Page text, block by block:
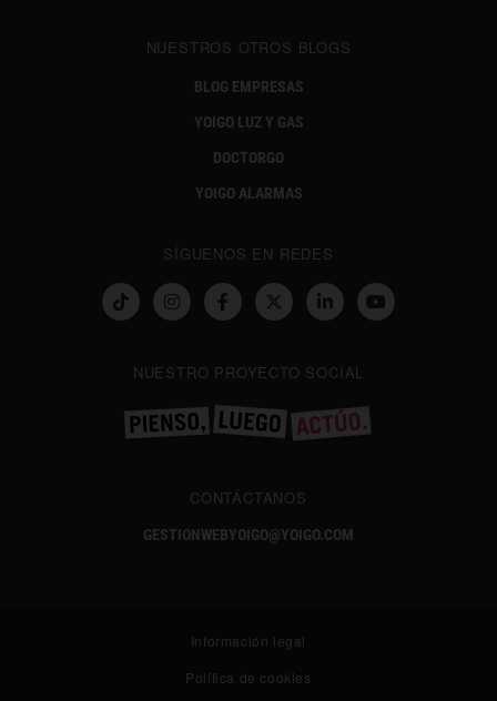
NUESTROS OTROS BLOGS
BLOG EMPRESAS
YOIGO LUZ Y GAS
DOCTORGO
YOIGO ALARMAS
SÍGUENOS EN REDES
NUESTRO PROYECTO SOCIAL
CONTÁCTANOS
GESTIONWEBYOIGO@YOIGO.COM
Información legal
Política de cookies